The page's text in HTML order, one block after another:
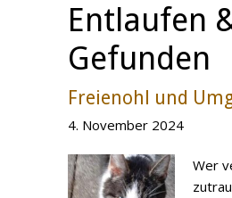
Entlaufen
Gefunden
Freienohl und
4. November 2024
Wer